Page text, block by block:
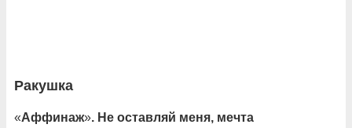
Ракушка
«Аффинаж». Не оставляй меня, мечта